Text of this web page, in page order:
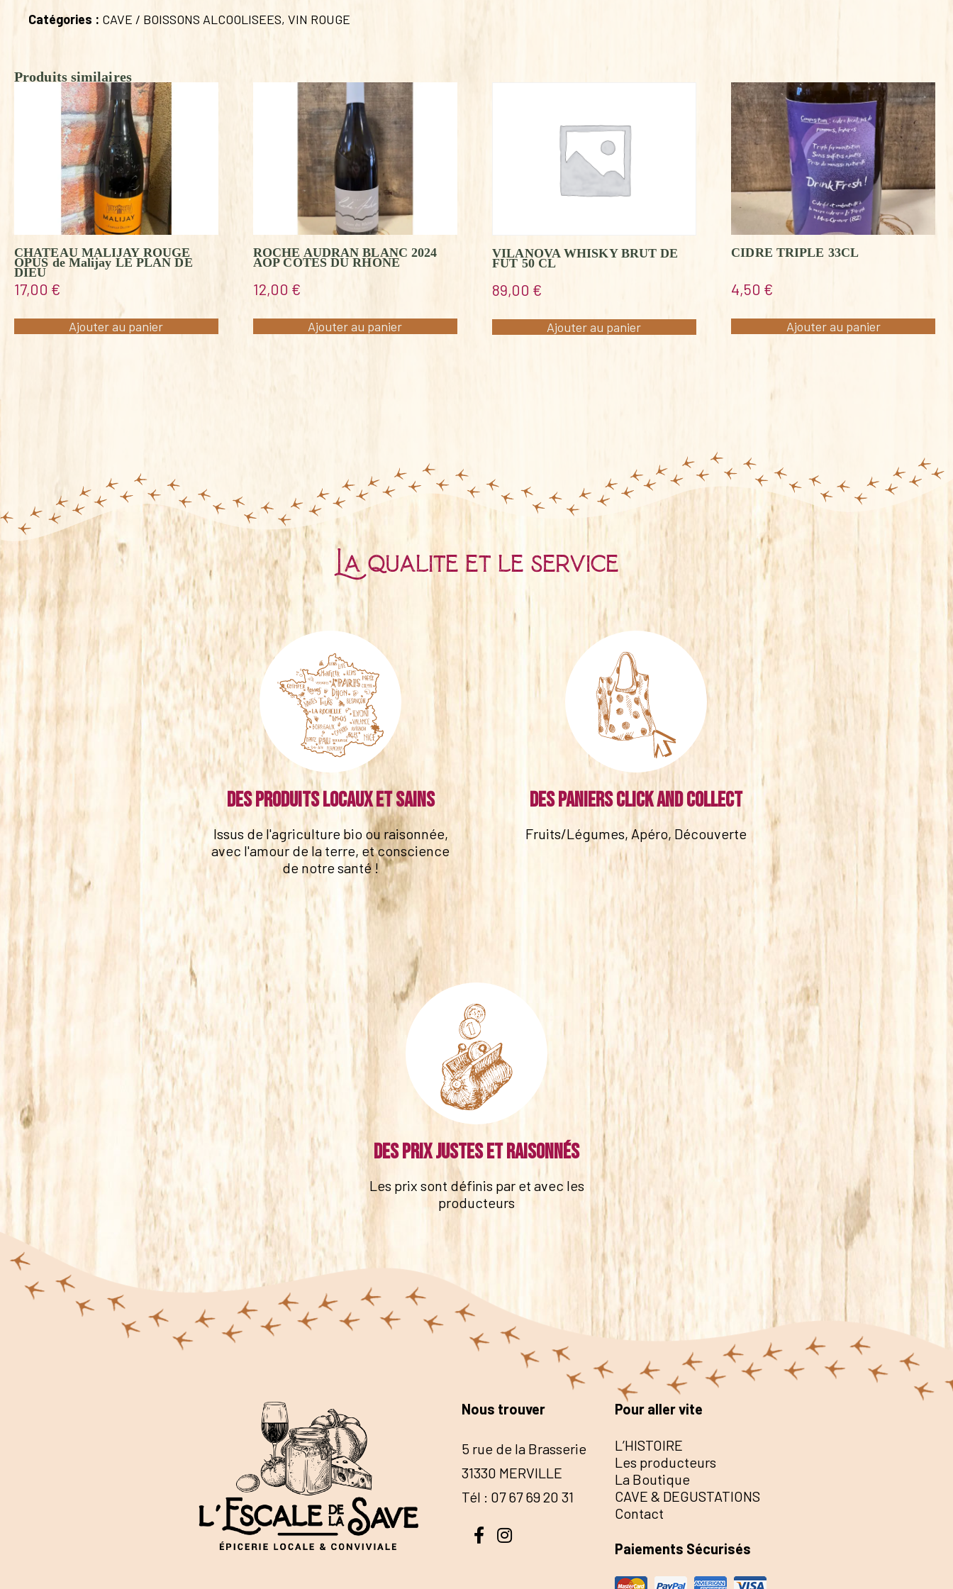
Catégories : CAVE / BOISSONS ALCOOLISEES, VIN ROUGE
Produits similaires
CHATEAU MALIJAY ROUGE
OPUS de Malijay LE PLAN DE
DIEU
17,00 €
Ajouter au panier
ROCHE AUDRAN BLANC 2024
AOP COTES DU RHONE
12,00 €
Ajouter au panier
VILANOVA WHISKY BRUT DE
FUT 50 CL
89,00 €
Ajouter au panier
CIDRE TRIPLE 33CL
4,50 €
Ajouter au panier
La qualité et le service
Des produits locaux et sains
Issus de l'agriculture bio ou raisonnée,
avec l'amour de la terre, et conscience
de notre santé !
Des paniers click and collect
Fruits/Légumes, Apéro, Découverte
Des prix justes et raisonnés
Les prix sont définis par et avec les
producteurs
Nous trouver
5 rue de la Brasserie
31330 MERVILLE
Tél : 07 67 69 20 31
Pour aller vite
L’HISTOIRE
Les producteurs
La Boutique
CAVE & DEGUSTATIONS
Contact
Paiements Sécurisés